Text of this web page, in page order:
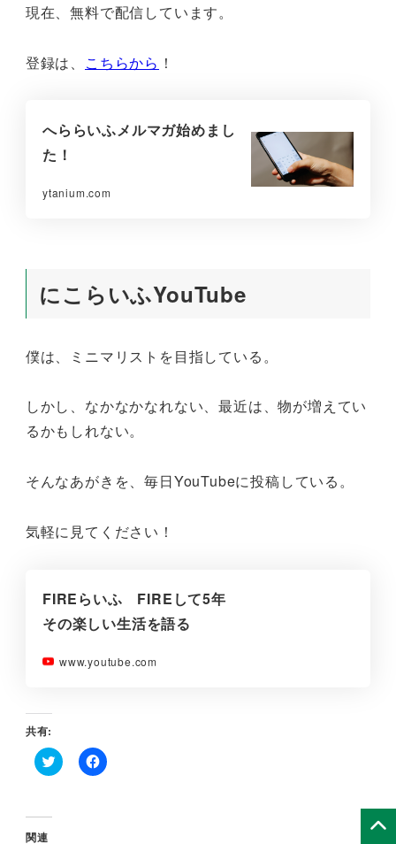
現在、無料で配信しています。
登録は、 こちらから ！
へららいふメルマガ始めまし
た！
ytanium.com
にこらいふYouTube
僕は、ミニマリストを目指している。
しかし、なかなかなれない、最近は、物が増えてい
るかもしれない。
そんなあがきを、毎日YouTubeに投稿している。
気軽に見てください！
FIREらいふ FIREして5年
その楽しい生活を語る
www.youtube.com
共有:
ク
し
て
F
関連